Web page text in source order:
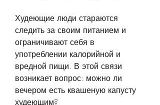
Худеющие люди стараются
следить за своим питанием и
ограничивают себя в
употреблении калорийной и
вредной пищи. В этой связи
возникает вопрос: можно ли
вечером есть квашеную капусту
худеющим?